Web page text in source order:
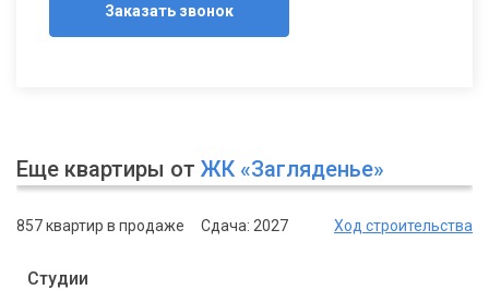
Заказать звонок
Еще квартиры от ЖК «Загляденье»
857 квартир в продаже Сдача: 2027 Ход строительства
Студии